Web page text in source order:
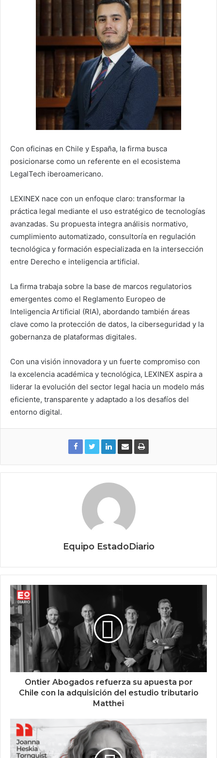
Con oficinas en Chile y España, la firma busca
posicionarse como un referente en el ecosistema
LegalTech iberoamericano.
LEXINEX nace con un enfoque claro: transformar la
práctica legal mediante el uso estratégico de tecnologías
avanzadas. Su propuesta integra análisis normativo,
cumplimiento automatizado, consultoría en regulación
tecnológica y formación especializada en la intersección
entre Derecho e inteligencia artificial.
La firma trabaja sobre la base de marcos regulatorios
emergentes como el Reglamento Europeo de
Inteligencia Artificial (RIA), abordando también áreas
clave como la protección de datos, la ciberseguridad y la
gobernanza de plataformas digitales.
Con una visión innovadora y un fuerte compromiso con
la excelencia académica y tecnológica, LEXINEX aspira a
liderar la evolución del sector legal hacia un modelo más
eficiente, transparente y adaptado a los desafíos del
entorno digital.
Equipo EstadoDiario
Ontier Abogados refuerza su apuesta por
Chile con la adquisición del estudio tributario
Matthei